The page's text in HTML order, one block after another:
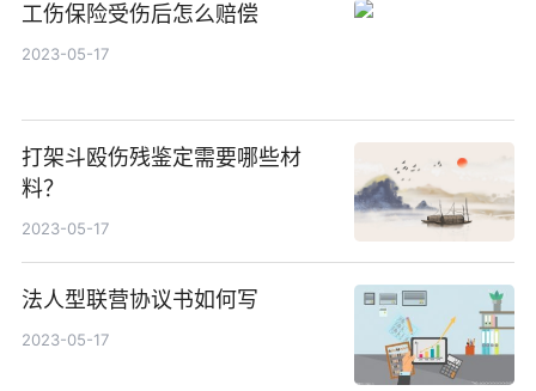
工伤保险受伤后怎么赔偿
2023-05-17
打架斗殴伤残鉴定需要哪些材
料？
2023-05-17
法人型联营协议书如何写
2023-05-17